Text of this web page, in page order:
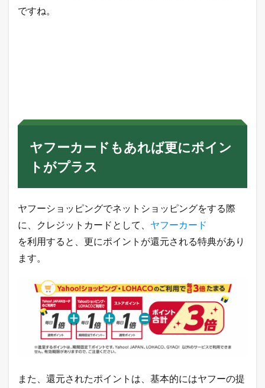
ですね。
ヤフーカードもあれば更にポイン
トがプラス
ヤフーショッピングでネットショッピングをする際
に、クレジットカードとして、 ヤフーカード
を利用すると、更にポイントが還元される特典があり
ます。
また、還元されたポイントは、基本的にはヤフーの提